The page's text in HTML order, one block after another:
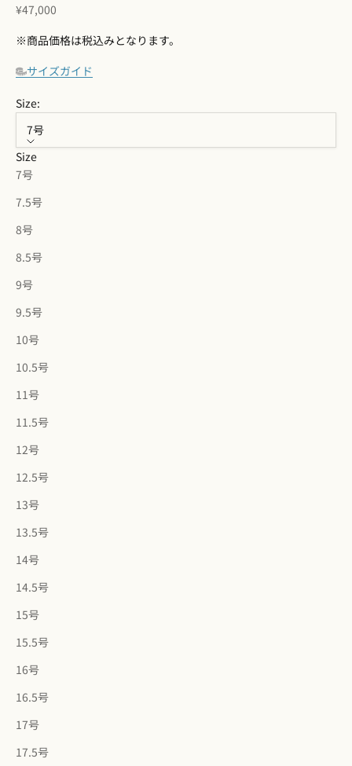
セール価格
¥47,000
※商品価格は税込みとなります。
サイズガイド
Size:
7号
Size
7号
7.5号
8号
8.5号
9号
9.5号
10号
10.5号
11号
11.5号
12号
12.5号
13号
13.5号
14号
14.5号
15号
15.5号
16号
16.5号
17号
17.5号